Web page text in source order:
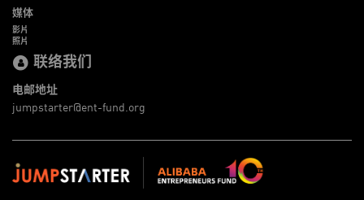
媒体
影片
照片
联络我们
电邮地址
jumpstarter@ent-fund.org